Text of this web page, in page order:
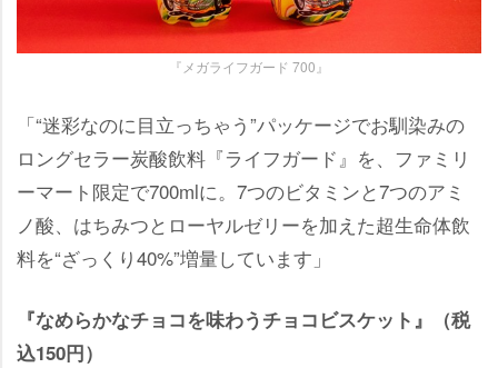
『メガライフガード 700』
「“迷彩なのに目立っちゃう”パッケージでお馴染みの
ロングセラー炭酸飲料『ライフガード』を、ファミリ
ーマート限定で700mlに。7つのビタミンと7つのアミ
ノ酸、はちみつとローヤルゼリーを加えた超生命体飲
料を“ざっくり40%”増量しています」
『なめらかなチョコを味わうチョコビスケット』（税
込150円）